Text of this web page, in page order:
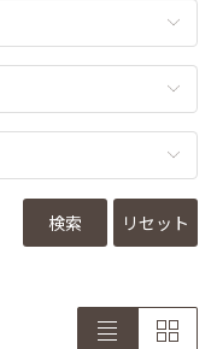
検索 リセット